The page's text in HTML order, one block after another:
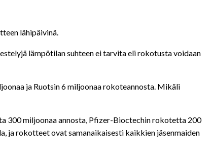
lähipäivinä.
lämpötilan suhteen ei tarvita eli rokotusta voidaan
ja Ruotsin 6 miljoonaa rokoteannosta. Mikäli
300 miljoonaa annosta, Pfizer-Bioctechin rokotetta 200
ja rokotteet ovat samanaikaisesti kaikkien jäsenmaiden